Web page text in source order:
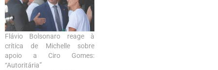
Flávio Bolsonaro reage à
crítica de Michelle sobre
apoio a Ciro Gomes:
“Autoritária”